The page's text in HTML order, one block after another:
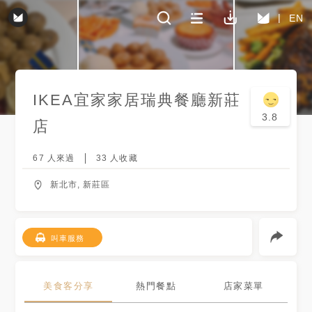
EN
IKEA宜家家居瑞典餐廳新莊
店
3.8
67 人來過 33 人收藏
新北市, 新莊區
叫車服務
美食客分享 熱門餐點 店家菜單